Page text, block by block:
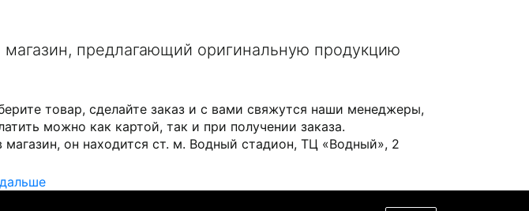
предлагающий оригинальную продукцию
товар, сделайте заказ и с вами свяжутся наши менеджеры,
можно как картой, так и при получении заказа.
он находится ст. м. Водный стадион, ТЦ «Водный», 2